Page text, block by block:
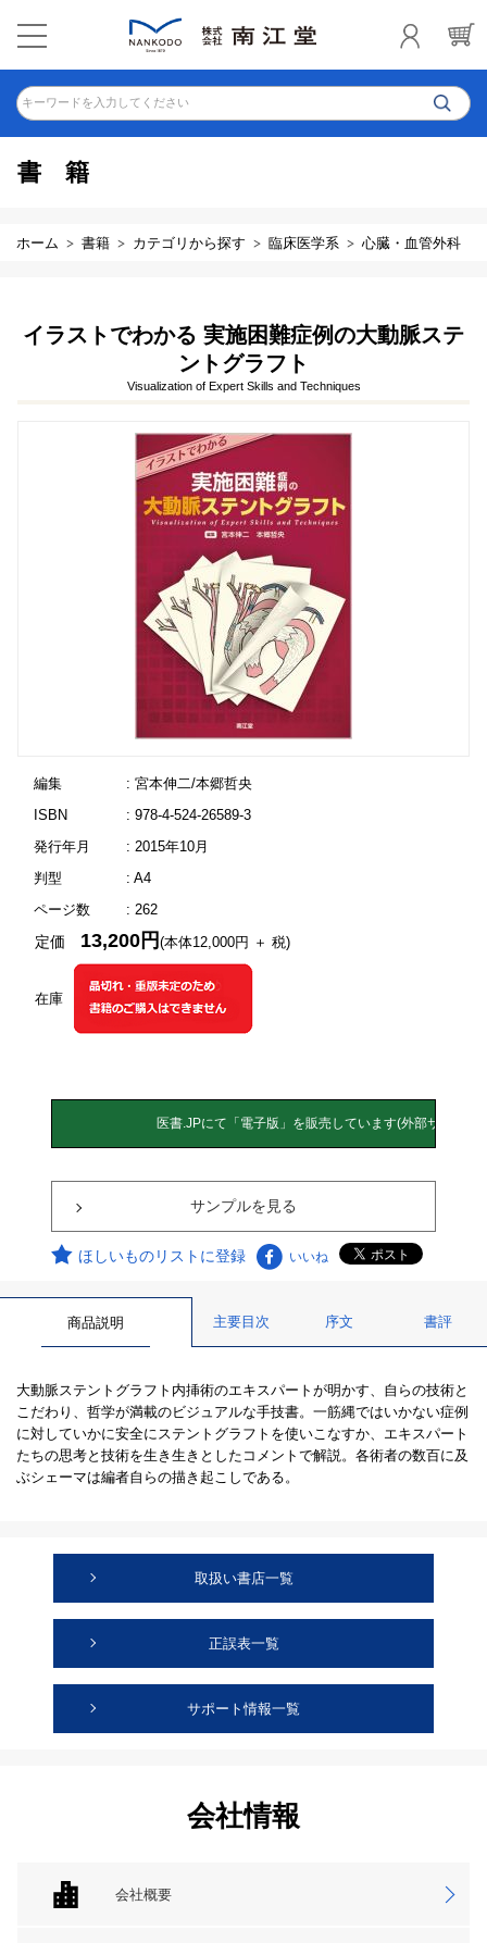
キーワードを入力してください
書籍
ホーム 書籍 カテゴリから探す 臨床医学系 心臓・血管外科
イラストでわかる 実施困難症例の大動脈ステ
ントグラフト
Visualization of Expert Skills and Techniques
編集
: 宮本伸二/本郷哲央
ISBN
: 978-4-524-26589-3
発行年月
: 2015年10月
判型
: A4
ページ数
: 262
在庫
定価 13,200円(本体12,000円 ＋ 税)
サンプルを見る
ほしいものリストに登録 いいね
商品説明 主要目次 序文 書評
大動脈ステントグラフト内挿術のエキスパートが明かす、自らの技術と
こだわり、哲学が満載のビジュアルな手技書。一筋縄ではいかない症例
に対していかに安全にステントグラフトを使いこなすか、エキスパート
たちの思考と技術を生き生きとしたコメントで解説。各術者の数百に及
ぶシェーマは編者自らの描き起こしである。
取扱い書店一覧
正誤表一覧
サポート情報一覧
会社情報
会社概要